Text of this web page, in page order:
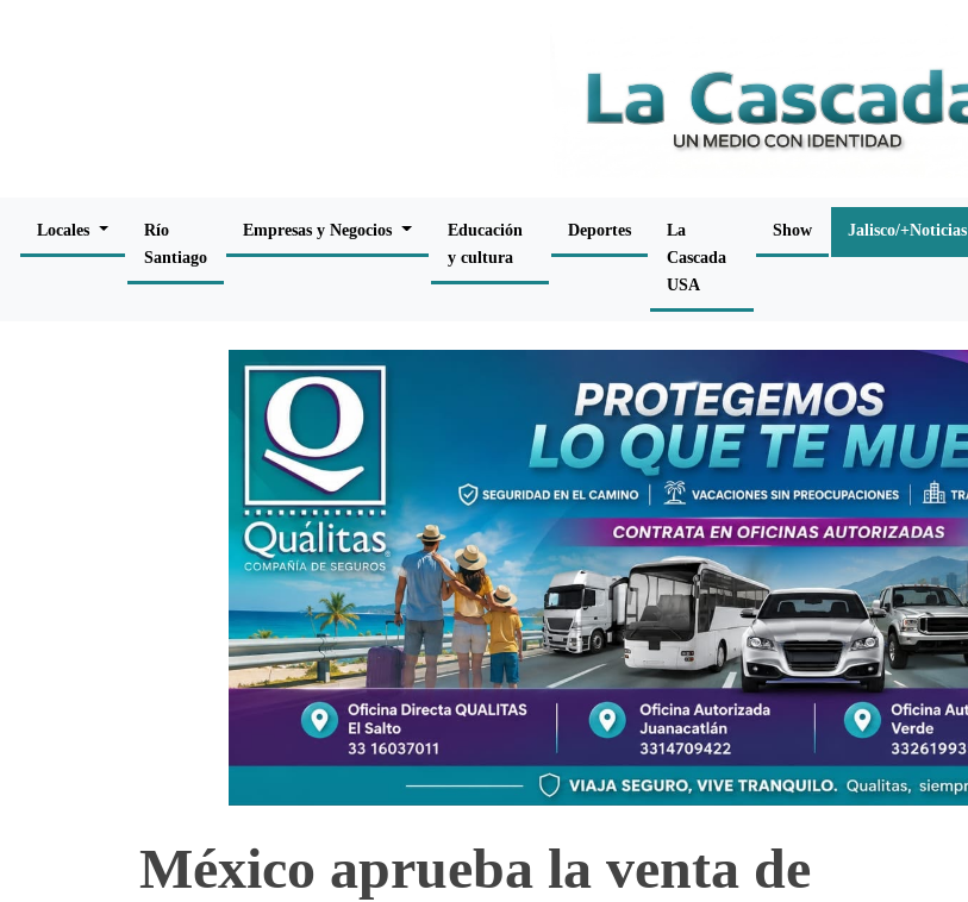
Locales
Río
Santiago
Empresas y Negocios
Educación
y cultura
Deportes
La
Cascada
USA
Show Jalisco/+Noticias
México aprueba la venta de